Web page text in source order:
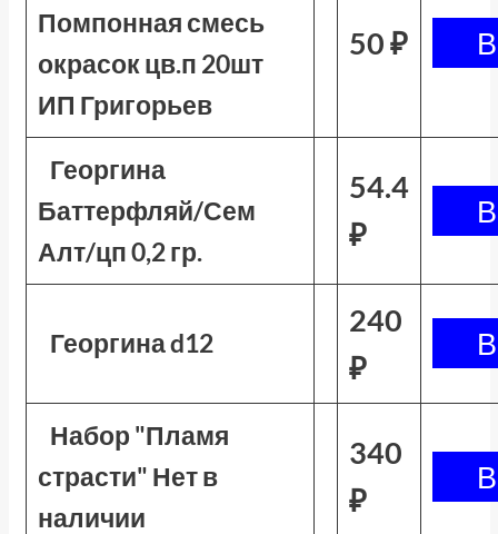
Помпонная смесь
окрасок цв.п 20шт
ИП Григорьев
50 ₽
Георгина
Баттерфляй/Сем
Алт/цп 0,2 гр.
54.4
₽
Георгина d12
240
₽
Набор "Пламя
страсти" Нет в
наличии
340
₽